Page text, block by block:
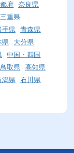
府 奈良県
三重県
手県 青森県
県 大分県
中国・四国
鳥取県 高知県
潟県 石川県